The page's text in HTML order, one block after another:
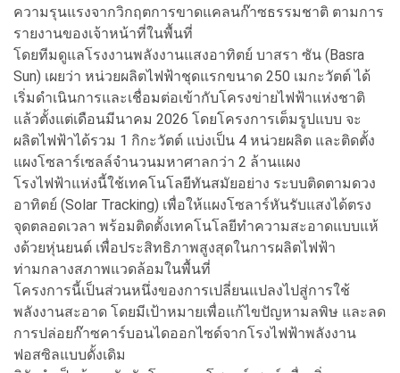
ความรุนแรงจากวิกฤตการขาดแคลนก๊าซธรรมชาติ ตามการ
รายงานของเจ้าหน้าที่ในพื้นที่
โดยทีมดูแลโรงงานพลังงานแสงอาทิตย์ บาสรา ซัน (Basra
Sun) เผยว่า หน่วยผลิตไฟฟ้าชุดแรกขนาด 250 เมกะวัตต์ ได้
เริ่มดำเนินการและเชื่อมต่อเข้ากับโครงข่ายไฟฟ้าแห่งชาติ
แล้วตั้งแต่เดือนมีนาคม 2026 โดยโครงการเต็มรูปแบบ จะ
ผลิตไฟฟ้าได้รวม 1 กิกะวัตต์ แบ่งเป็น 4 หน่วยผลิต และติดตั้ง
แผงโซลาร์เซลล์จำนวนมหาศาลกว่า 2 ล้านแผง
โรงไฟฟ้าแห่งนี้ใช้เทคโนโลยีทันสมัยอย่าง ระบบติดตามดวง
อาทิตย์ (Solar Tracking) เพื่อให้แผงโซลาร์หันรับแสงได้ตรง
จุดตลอดเวลา พร้อมติดตั้งเทคโนโลยีทำความสะอาดแบบแห้
งด้วยหุ่นยนต์ เพื่อประสิทธิภาพสูงสุดในการผลิตไฟฟ้า
ท่ามกลางสภาพแวดล้อมในพื้นที่
โครงการนี้เป็นส่วนหนึ่งของการเปลี่ยนแปลงไปสู่การใช้
พลังงานสะอาด โดยมีเป้าหมายเพื่อแก้ไขปัญหามลพิษ และลด
การปล่อยก๊าซคาร์บอนไดออกไซด์จากโรงไฟฟ้าพลังงาน
ฟอสซิลแบบดั้งเดิม